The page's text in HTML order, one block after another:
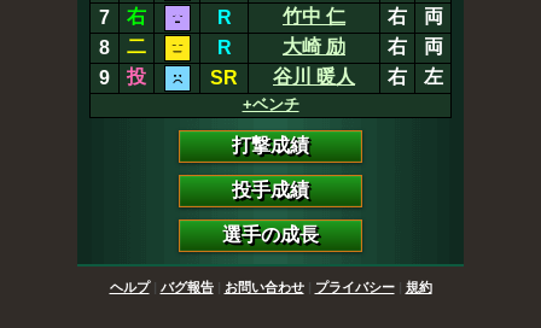
7
右 R 竹中 仁 右
両
8
二 R 大崎 励 右
両
9
投 SR 谷川 暖人 右 左
+ベンチ
打撃成績
投手成績
選手の成長
ヘルプ| バグ報告| お問い合わせ| プライバシー| 規約